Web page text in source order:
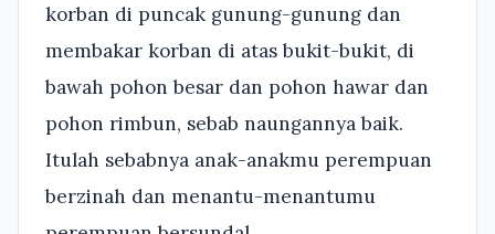
korban di puncak gunung-gunung dan
membakar korban di atas bukit-bukit, di
bawah pohon besar dan pohon hawar dan
pohon rimbun, sebab naungannya baik.
Itulah sebabnya anak-anakmu perempuan
berzinah dan menantu-menantumu